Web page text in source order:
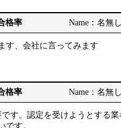
格率 Name：名無
す、会社に言ってみます
格率 Name：名無
す。認定を受けようとする
です。